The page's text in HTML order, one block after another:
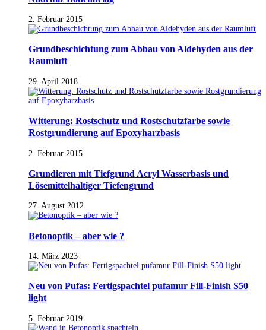
2. Februar 2015
Grundbeschichtung zum Abbau von Aldehyden aus der
Raumluft
29. April 2018
Witterung: Rostschutz und Rostschutzfarbe sowie
Rostgrundierung auf Epoxyharzbasis
2. Februar 2015
Grundieren mit Tiefgrund Acryl Wasserbasis und
Lösemittelhaltiger Tiefengrund
27. August 2012
Betonoptik – aber wie ?
14. März 2023
Neu von Pufas: Fertigspachtel pufamur Fill-Finish S50
light
5. Februar 2019